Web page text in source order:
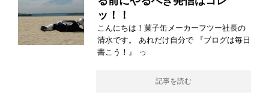
ッ！！
こんにちは！菓子缶メーカーフツー社長の
清水です。 あれだけ自分で 『ブログは毎日
書こう！』 っ
記事を読む